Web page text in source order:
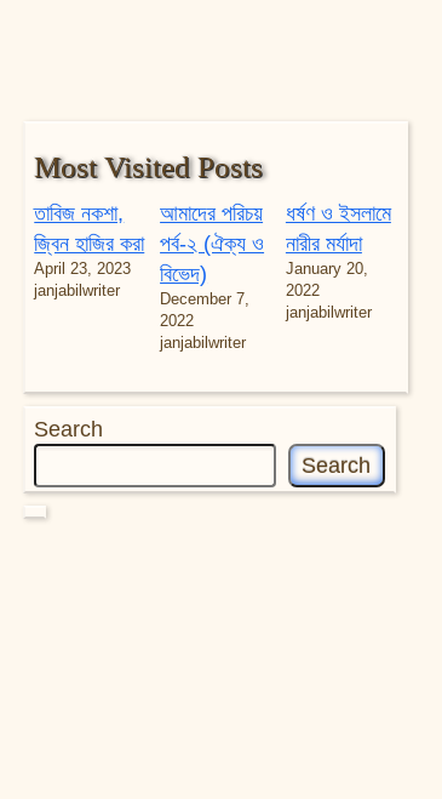
Most Visited Posts
তাবিজ নকশা,
জ্বিন হাজির করা
April 23, 2023
janjabilwriter
আমাদের পরিচয়
পর্ব-২ (ঐক্য ও
বিভেদ)
December 7,
2022
janjabilwriter
ধর্ষণ ও ইসলামে
নারীর মর্যাদা
January 20,
2022
janjabilwriter
Search
Search